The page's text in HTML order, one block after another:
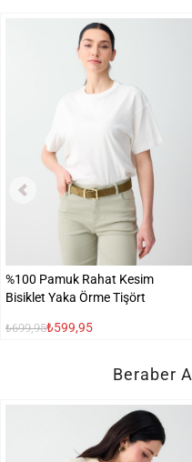
%100 Pamuk Rahat Kesim
Bisiklet Yaka Örme Tişört
₺699,95₺599,95
Beraber